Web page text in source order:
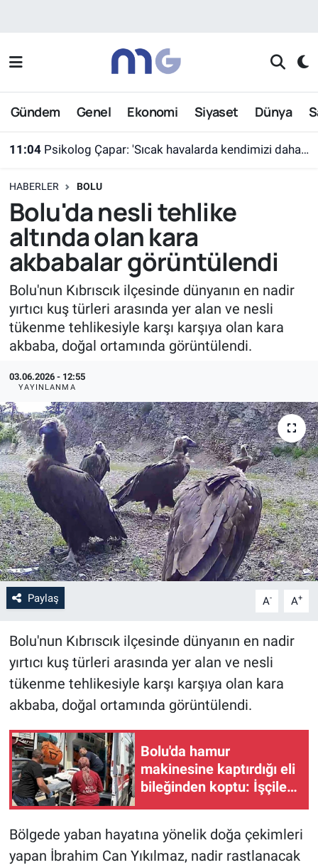
Gündem Genel Ekonomi Siyaset Dünya
11:04 Psikolog Çapar: 'Sıcak havalarda kendimizi daha gergin, sabırsız ve öfkeli hissedebiliriz'
HABERLER BOLU
Bolu'da nesli tehlike
altında olan kara
akbabalar görüntülendi
Bolu'nun Kıbrıscık ilçesinde dünyanın en nadir
yırtıcı kuş türleri arasında yer alan ve nesli
tükenme tehlikesiyle karşı karşıya olan kara
akbaba, doğal ortamında görüntülendi.
03.06.2026 - 12:55
YAYINLANMA
Paylaş A- A+
Bolu'nun Kıbrıscık ilçesinde dünyanın en nadir
yırtıcı kuş türleri arasında yer alan ve nesli
tükenme tehlikesiyle karşı karşıya olan kara
akbaba, doğal ortamında görüntülendi.
Bolu'da hamur
makinesine kaptırdığı eli
bileğinden koptu: İşçiler
Bölgede yaban hayatına yönelik doğa çekimleri
yapan İbrahim Can Yıkılmaz, nadir rastlanacak
Nöbetçi Eczaneler
Hava Durumu
Süper Lig Puan Durumu ve Fikstür
Tüm Manşetler
Son Dakika Haberleri
Haber Arşivi